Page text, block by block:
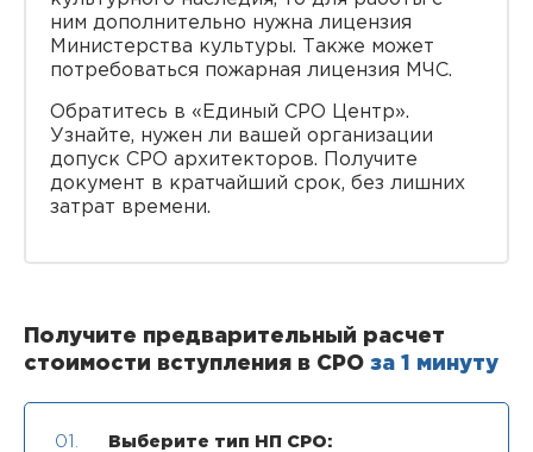
ним дополнительно нужна лицензия
Министерства культуры. Также может
потребоваться пожарная лицензия МЧС.
Обратитесь в «Единый СРО Центр».
Узнайте, нужен ли вашей организации
допуск СРО архитекторов. Получите
документ в кратчайший срок, без лишних
затрат времени.
Получите предварительный расчет
стоимости вступления в СРО за 1 минуту
01. Выберите тип НП СРО: